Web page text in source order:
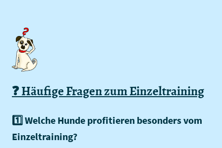
❓ Häufige Fragen zum Einzeltraining
1️⃣ Welche Hunde profitieren besonders vom
Einzeltraining?